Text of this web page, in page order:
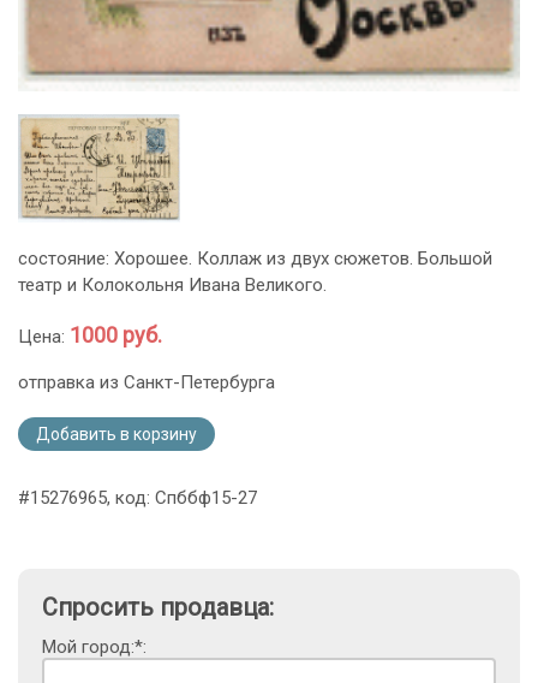
состояние: Хорошее. Коллаж из двух сюжетов. Большой
театр и Колокольня Ивана Великого.
Цена: 1000 руб.
отправка из Санкт-Петербурга
Добавить в корзину
#15276965, код: Спббф15-27
Спросить продавца:
Мой город:*: